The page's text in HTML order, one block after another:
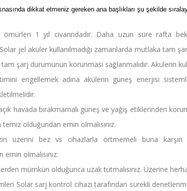
dikkat etmeniz gereken ana başlıkları şu şekilde
ömürleri 1 yıl civarındadır. Daha uzun süre rafta
jel aküler kullanılmadığı zamanlarda mutlaka tam
şarj durumunun korunması sağlanmalıdır. Akülerin
engellemek adına akülerin güneş enerjisi
havada bırakmamalı güneş ve yağış etiklerinden
temiz olduğundan emin olmalısınız.
üzerini bez vs cihazlarla örtmemeli buna
emin olmalısınız.
mümkün olduğunca uzak tutmalısınız. Üzerine
Solar sarj kontrol cihazı tarafından sürekli